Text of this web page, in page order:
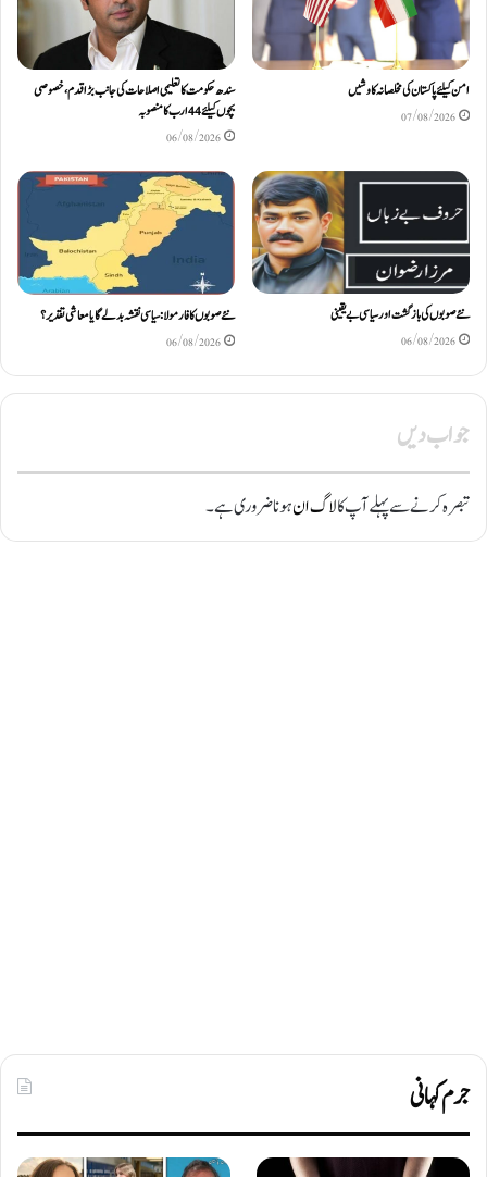
امن کیلئے پاکستان کی مخلصانہ کاوشیں
07/08/2026
سندھ حکومت کا تعلیمی اصلاحات کی جانب بڑا قدم، خصوصی
بچوں کیلئے44 ارب کا منصوبہ
06/08/2026
نئے صوبوں کی بازگشت اور سیاسی بے یقینی
06/08/2026
نئے صوبوں کا فارمولا: سیاسی نقشہ بدلے گا یا معاشی تقدیر؟
06/08/2026
جواب دیں
تبصرہ کرنے سے پہلے آپ کالاگ انہونا ضروری ہے۔
جرم کہانی